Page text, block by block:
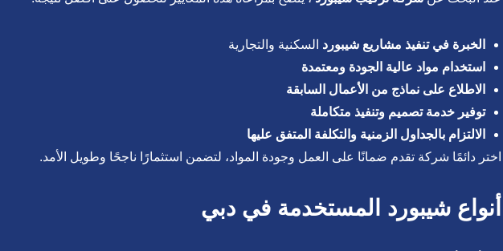
الخبرة في تنفيذ مشاريع شيبورد السكنية والتجارية
استخدام مواد عالية الجودة ومعتمدة
الاطلاع على نماذج من الأعمال السابقة
توفير خدمة تصميم وتنفيذ متكاملة
الالتزام بالجداول الزمنية والتكلفة المتفق عليها
اختر دائمًا شركة تقدم ضمانًا على العمل وجودة المواد، لتضمن استثمارًا ناجحًا وطويل الأمد.
أنواع شيبورد المستخدمة في دبي